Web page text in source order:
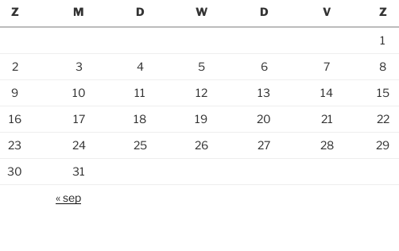
Z
M D W D V Z
1
2
3 4 5 6 7
8
9
10 11 12 13 14
15
16
17 18 19 20 21
22
23
24 25 26 27 28
29
30
31
« sep